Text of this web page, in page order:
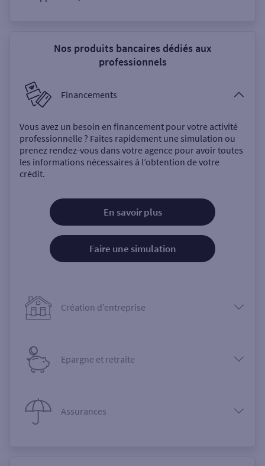
Nos produits bancaires dédiés aux
professionnels
Financements
Vous avez un besoin en financement pour votre activité
professionnelle ? Faites rapidement une simulation ou
prenez rendez-vous dans votre agence pour avoir toutes
les informations nécessaires à l’obtention de votre
crédit.
En savoir plus
Faire une simulation
Création d’entreprise
Epargne et retraite
Assurances